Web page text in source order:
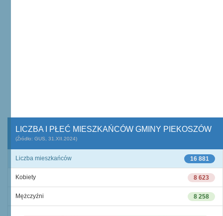
LICZBA I PŁEĆ MIESZKAŃCÓW GMINY PIEKOSZÓW
(Źródło: GUS, 31.XII.2024)
16 881
Liczba mieszkańców
8 623
Kobiety
8 258
Mężczyźni